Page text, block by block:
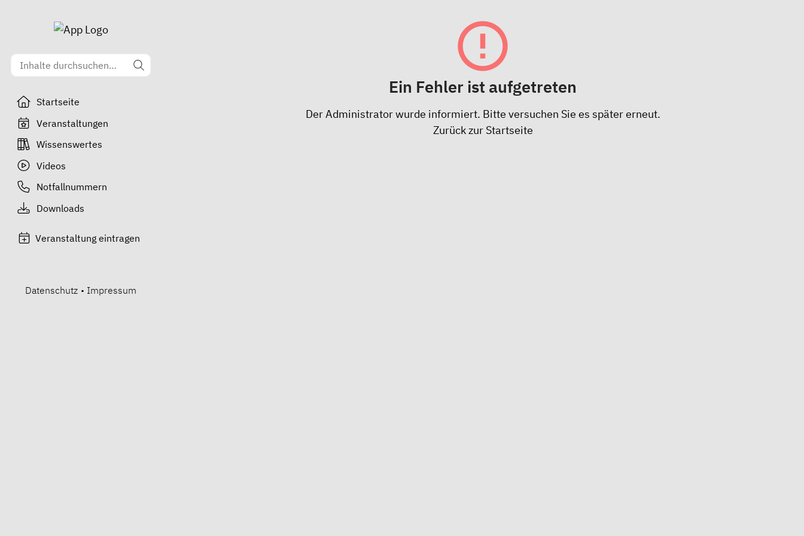
Startseite
Veranstaltungen
Wissenswertes
Videos
Notfallnummern
Downloads
Veranstaltung eintragen
Datenschutz • Impressum
Ein Fehler ist aufgetreten
Der Administrator wurde informiert. Bitte versuchen Sie es später erneut.
Zurück zur Startseite